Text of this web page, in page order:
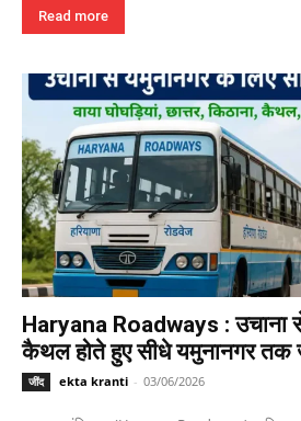
Read more
Haryana Roadways : उचाना से
कैथल होते हुए सीधे यमुनानगर तक
जींद ekta kranti - 03/06/2026